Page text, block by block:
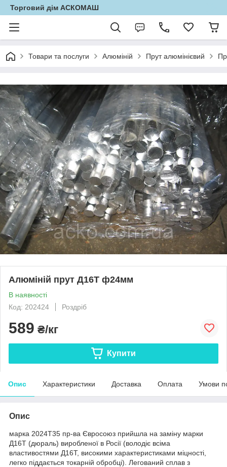
Торговий дім АСКОМАШ
Товари та послуги Алюміній Прут алюмінієвий
Алюміній прут Д16Т ф24мм
В наявності
Код: 202424
Роздріб
589 ₴/кг
Купити
Опис Характеристики Доставка Оплата Умови
Опис
марка 2024Т35 пр-ва Євросоюз прийшла на заміну марки
Д16Т (дюраль) виробленої в Росії (володіє всіма
властивостями Д16Т, високими характеристиками міцності,
легко піддається токарній обробці). Легований сплав з